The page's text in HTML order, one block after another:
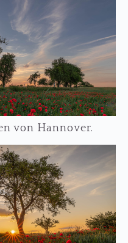
von Hannover.